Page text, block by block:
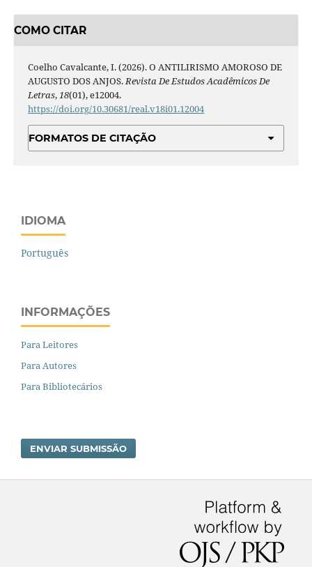
COMO CITAR
Coelho Cavalcante, I. (2026). O ANTILIRISMO AMOROSO DE
AUGUSTO DOS ANJOS.Revista De Estudos Acadêmicos De
Letras,18(01), e12004.
https://doi.org/10.30681/real.v18i01.12004
FORMATOS DE CITAÇÃO
IDIOMA
Português
INFORMAÇÕES
Para Leitores
Para Autores
Para Bibliotecários
ENVIAR SUBMISSÃO